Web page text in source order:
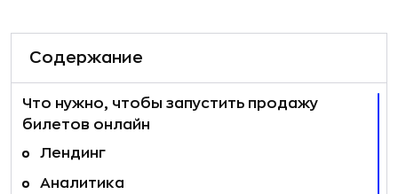
Содержание
Что нужно, чтобы запустить продажу
билетов онлайн
Лендинг
Аналитика